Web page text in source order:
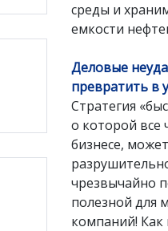
среды и
емкости
Деловые
превратить в
Стратегия
о которой все
бизнесе,
чрезвычайно
полезной для
компаний! Как